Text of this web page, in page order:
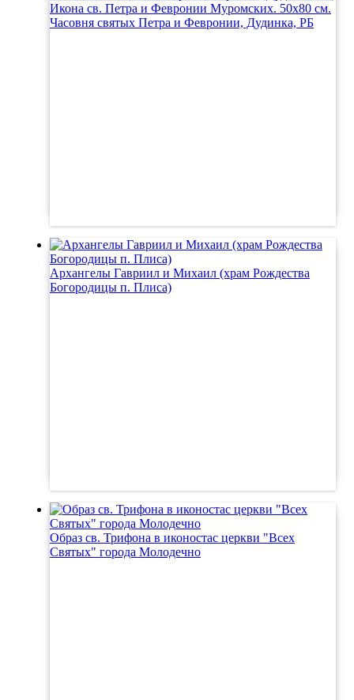
Икона св. Петра и Февронии Муромских. 50х80 см.
Часовня святых Петра и Февронии, Дудинка, РБ
Архангелы Гавриил и Михаил (храм Рождества
Богородицы п. Плиса)
Образ св. Трифона в иконостас церкви "Всех
Святых" города Молодечно